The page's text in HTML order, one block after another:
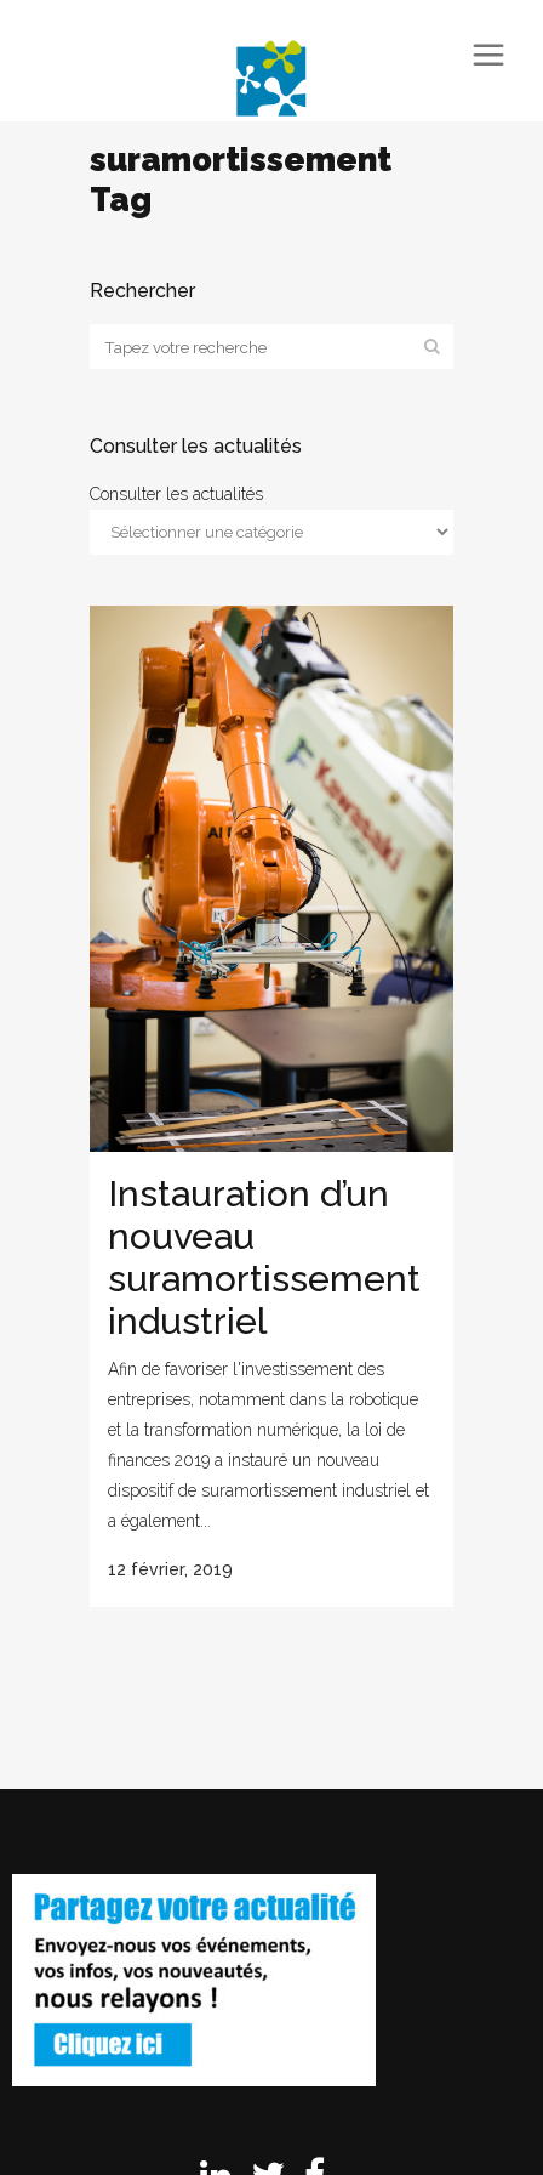
suramortissement
Tag
Rechercher
Consulter les actualités
Consulter les actualités
Instauration d’un
nouveau
suramortissement
industriel
Afin de favoriser l'investissement des
entreprises, notamment dans la robotique
et la transformation numérique, la loi de
finances 2019 a instauré un nouveau
dispositif de suramortissement industriel et
a également...
12 février, 2019